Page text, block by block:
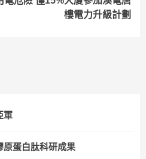
樓電力升級計劃
軍
原蛋白肽科研成果